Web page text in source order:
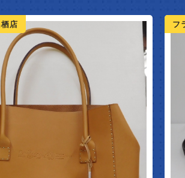
店 フ